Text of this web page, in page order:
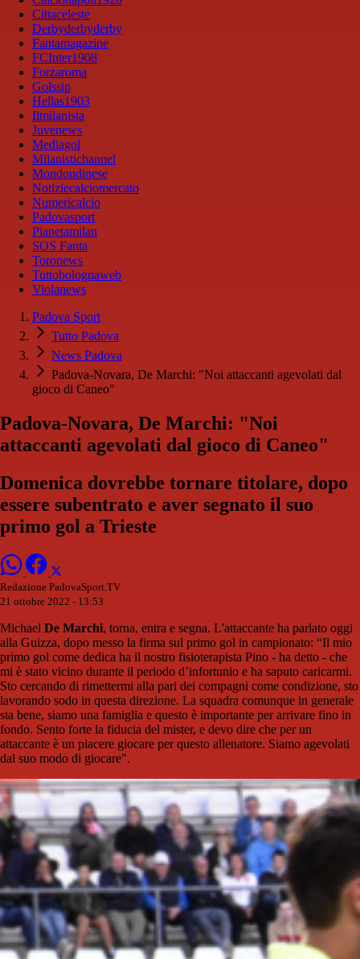
Cittaceleste
Derbyderbyderby
Fantamagazine
FCInter1908
Forzaroma
Golssip
Hellas1903
Ilmilanista
Juvenews
Mediagol
Milanistichannel
Mondoudinese
Notiziecalciomercato
Numericalcio
Padovasport
Pianetamilan
SOS Fanta
Toronews
Tuttobolognaweb
Violanews
Padova Sport
Tutto Padova
News Padova
Padova-Novara, De Marchi: "Noi attaccanti agevolati dal
gioco di Caneo"
Padova-Novara, De Marchi: "Noi
attaccanti agevolati dal gioco di Caneo"
Domenica dovrebbe tornare titolare, dopo
essere subentrato e aver segnato il suo
primo gol a Trieste
Redazione PadovaSport.TV
21 ottobre 2022 - 13:53
Michael De Marchi, torna, entra e segna. L'attaccante ha parlato oggi
alla Guizza, dopo messo la firma sul primo gol in campionato: “Il mio
primo gol come dedica ha il nostro fisioterapista Pino - ha detto - che
mi è stato vicino durante il periodo d’infortunio e ha saputo caricarmi.
Sto cercando di rimettermi alla pari dei compagni come condizione, sto
lavorando sodo in questa direzione. La squadra comunque in generale
sta bene, siamo una famiglia e questo è importante per arrivare fino in
fondo. Sento forte la fiducia del mister, e devo dire che per un
attaccante è un piacere giocare per questo allenatore. Siamo agevolati
dal suo modo di giocare".